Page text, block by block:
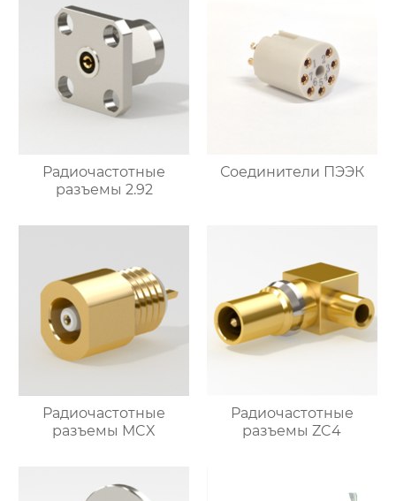
Радиочастотные
разъемы 2.92
Соединители ПЭЭК
Радиочастотные
разъемы MCX
Радиочастотные
разъемы ZC4